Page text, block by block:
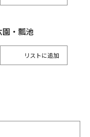
園・瓢池
リスト